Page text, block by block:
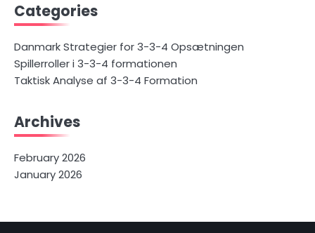
Categories
Danmark Strategier for 3-3-4 Opsætningen
Spillerroller i 3-3-4 formationen
Taktisk Analyse af 3-3-4 Formation
Archives
February 2026
January 2026